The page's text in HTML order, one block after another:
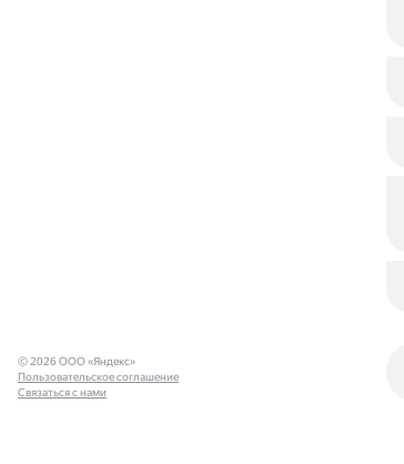
© 2026 ООО «Яндекс»
Пользовательское соглашение
Связаться с нами